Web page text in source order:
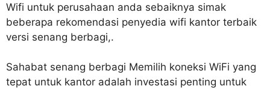
Wifi untuk perusahaan anda sebaiknya simak
beberapa rekomendasi penyedia wifi kantor terbaik
versi senang berbagi,.
Sahabat senang berbagi Memilih koneksi WiFi yang
tepat untuk kantor adalah investasi penting untuk